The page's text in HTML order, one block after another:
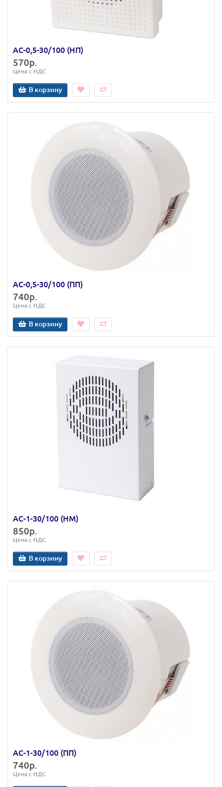
АС-0,5-30/100 (НП)
570р.
Цена с НДС
В корзину
АС-0,5-30/100 (ПП)
740р.
Цена с НДС
В корзину
АС-1-30/100 (НМ)
850р.
Цена с НДС
В корзину
АС-1-30/100 (ПП)
740р.
Цена с НДС